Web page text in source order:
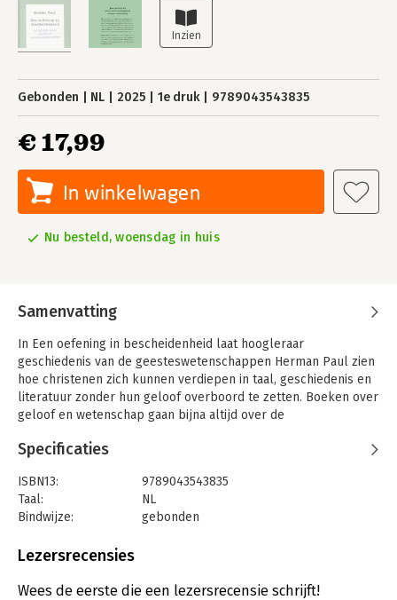
Gebonden NL 2025 1e druk 9789043543835
€ 17,99
In winkelwagen
Nu besteld, woensdag in huis
Samenvatting
In Een oefening in bescheidenheid laat hoogleraar
geschiedenis van de geesteswetenschappen Herman Paul zien
hoe christenen zich kunnen verdiepen in taal, geschiedenis en
literatuur zonder hun geloof overboord te zetten. Boeken over
geloof en wetenschap gaan bijna altijd over de
kunstgeschiedenis of taal- en letterkunde. In dit boek gaat
christenen prima uit de voeten kunnen met de
geesteswetenschappen – zolang ze maar niet vergeten
bescheiden te zijn.
Specificaties
ISBN13:
9789043543835
Taal:
NL
Bindwijze:
gebonden
Uitgever:
Verschijningsdatum:
20-11-2025
Lezersrecensies
Wees de eerste die een lezersrecensie schrijft!